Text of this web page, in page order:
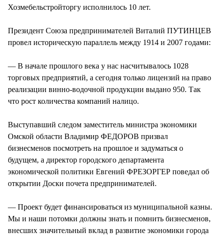
Хозмебельстройторгу исполнилось 10 лет.
Президент Союза предпринимателей Виталий ПУТИНЦЕВ
провел историческую параллель между 1914 и 2007 годами:
— В начале прошлого века у нас насчитывалось 1028
торговых предприятий, а сегодня только лицензий на право
реализации винно-водочной продукции выдано 950. Так
что рост количества компаний налицо.
Выступавший следом заместитель министра экономики
Омской области Владимир ФЕДОРОВ призвал
бизнесменов посмотреть на прошлое и задуматься о
будущем, а директор городского департамента
экономической политики Евгений ФРЕЗОРГЕР поведал об
открытии Доски почета предпринимателей.
— Проект будет финансироваться из муниципальной казны.
Мы и наши потомки должны знать и помнить бизнесменов,
внесших значительный вклад в развитие экономики города